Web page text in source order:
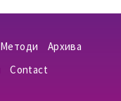
Методи
Aрхива
Contact